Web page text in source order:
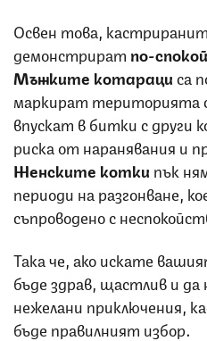
Освен това,
демонстрират по-
Мъжките котарациса
маркират територията
впускат в битки с други
риска от наранявания и
Женските котки пък
периоди на разгонване,
съпроводено с
Така че, ако искате
бъде здрав, щастлив и да
нежелани приключения,
бъде правилният избор.